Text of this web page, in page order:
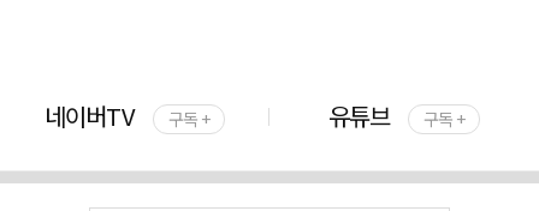
네이버TV 구독 + 유튜브 구독 +